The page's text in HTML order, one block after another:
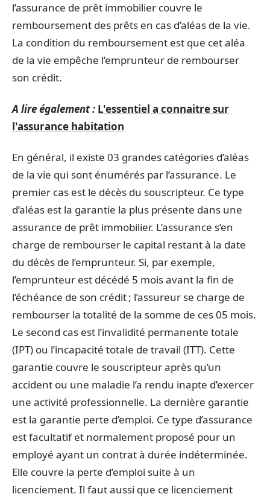
l’assurance de prêt immobilier couvre le
remboursement des prêts en cas d’aléas de la vie.
La condition du remboursement est que cet aléa
de la vie empêche l’emprunteur de rembourser
son crédit.
A lire également : L'essentiel a connaitre sur
l'assurance habitation
En général, il existe 03 grandes catégories d’aléas
de la vie qui sont énumérés par l’assurance. Le
premier cas est le décès du souscripteur. Ce type
d’aléas est la garantie la plus présente dans une
assurance de prêt immobilier. L’assurance s’en
charge de rembourser le capital restant à la date
du décès de l’emprunteur. Si, par exemple,
l’emprunteur est décédé 5 mois avant la fin de
l’échéance de son crédit ; l’assureur se charge de
rembourser la totalité de la somme de ces 05 mois.
Le second cas est l’invalidité permanente totale
(IPT) ou l’incapacité totale de travail (ITT). Cette
garantie couvre le souscripteur après qu’un
accident ou une maladie l’a rendu inapte d’exercer
une activité professionnelle. La dernière garantie
est la garantie perte d’emploi. Ce type d’assurance
est facultatif et normalement proposé pour un
employé ayant un contrat à durée indéterminée.
Elle couvre la perte d’emploi suite à un
licenciement. Il faut aussi que ce licenciement